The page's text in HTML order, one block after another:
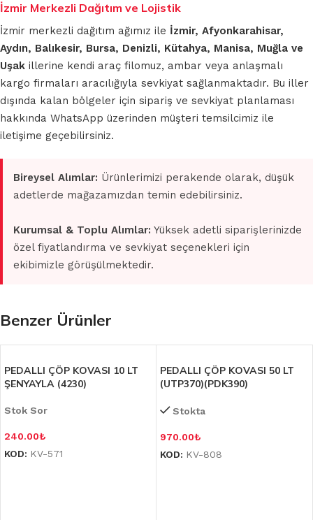
İzmir Merkezli Dağıtım ve Lojistik
İzmir merkezli dağıtım ağımız ile İzmir, Afyonkarahisar,
Aydın, Balıkesir, Bursa, Denizli, Kütahya, Manisa, Muğla ve
Uşak illerine kendi araç filomuz, ambar veya anlaşmalı
kargo firmaları aracılığıyla sevkiyat sağlanmaktadır. Bu iller
dışında kalan bölgeler için sipariş ve sevkiyat planlaması
hakkında WhatsApp üzerinden müşteri temsilcimiz ile
iletişime geçebilirsiniz.
Bireysel Alımlar: Ürünlerimizi perakende olarak, düşük
adetlerde mağazamızdan temin edebilirsiniz.
Kurumsal & Toplu Alımlar: Yüksek adetli siparişlerinizde
özel fiyatlandırma ve sevkiyat seçenekleri için
ekibimizle görüşülmektedir.
Benzer Ürünler
PEDALLI ÇÖP KOVASI 10 LT
ŞENYAYLA (4230)
Stok Sor
240.00₺
KOD: KV-571
PEDALLI ÇÖP KOVASI 50 LT
(UTP370)(PDK390)
Stokta
970.00₺
KOD: KV-808